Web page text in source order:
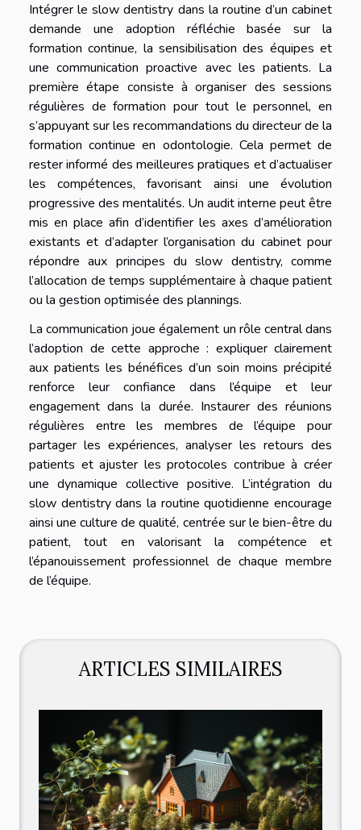
Intégrer le slow dentistry dans la routine d’un cabinet
demande une adoption réfléchie basée sur la
formation continue, la sensibilisation des équipes et
une communication proactive avec les patients. La
première étape consiste à organiser des sessions
régulières de formation pour tout le personnel, en
s’appuyant sur les recommandations du directeur de la
formation continue en odontologie. Cela permet de
rester informé des meilleures pratiques et d’actualiser
les compétences, favorisant ainsi une évolution
progressive des mentalités. Un audit interne peut être
mis en place afin d’identifier les axes d’amélioration
existants et d’adapter l’organisation du cabinet pour
répondre aux principes du slow dentistry, comme
l’allocation de temps supplémentaire à chaque patient
ou la gestion optimisée des plannings.
La communication joue également un rôle central dans
l’adoption de cette approche : expliquer clairement
aux patients les bénéfices d’un soin moins précipité
renforce leur confiance dans l’équipe et leur
engagement dans la durée. Instaurer des réunions
régulières entre les membres de l’équipe pour
partager les expériences, analyser les retours des
patients et ajuster les protocoles contribue à créer
une dynamique collective positive. L’intégration du
slow dentistry dans la routine quotidienne encourage
ainsi une culture de qualité, centrée sur le bien-être du
patient, tout en valorisant la compétence et
l’épanouissement professionnel de chaque membre
de l’équipe.
ARTICLES SIMILAIRES